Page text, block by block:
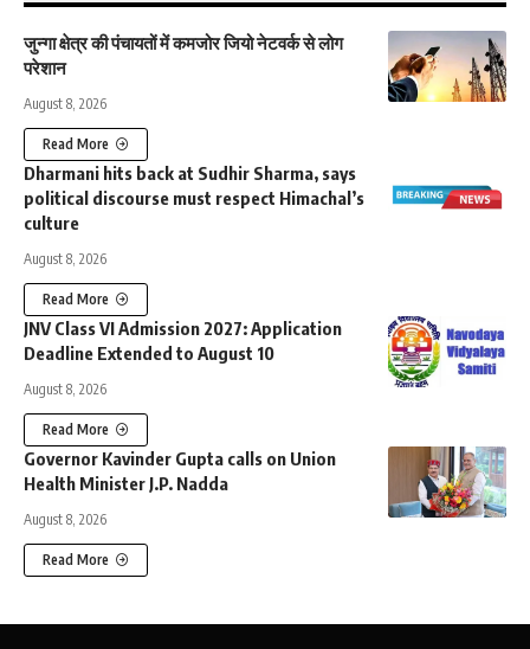
जुन्गा क्षेत्र की पंचायतों में कमजोर जियो नेटवर्क से लोग
परेशान
August 8, 2026
Read More
Dharmani hits back at Sudhir Sharma, says
political discourse must respect Himachal’s
culture
August 8, 2026
Read More
JNV Class VI Admission 2027: Application
Deadline Extended to August 10
August 8, 2026
Read More
Governor Kavinder Gupta calls on Union
Health Minister J.P. Nadda
August 8, 2026
Read More